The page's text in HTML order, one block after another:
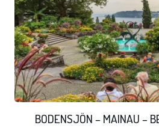
BODENSJÖN – MAINAU –